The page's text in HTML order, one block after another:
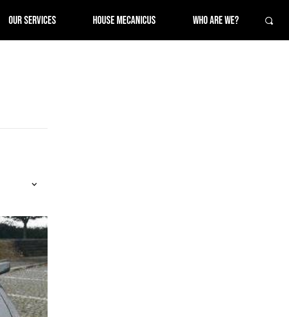
OUR SERVICES HOUSE MECANICUS WHO ARE WE?